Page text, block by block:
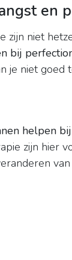
en
zijn niet
bij
je niet goed
helpen
zijn hier